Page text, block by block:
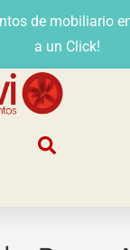
de mobiliario
a un Click!